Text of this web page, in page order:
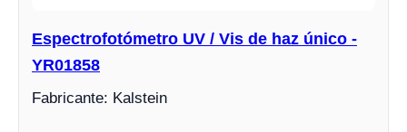
Espectrofotómetro UV / Vis de haz único -
YR01858
Fabricante: Kalstein